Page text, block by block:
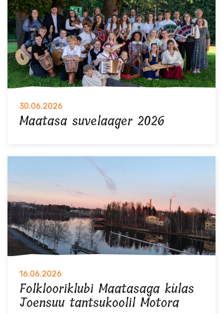
30.06.2026
Maatasa suvelaager 2026
16.06.2026
Folklooriklubi Maatasaga külas
Joensuu tantsukoolil Motora